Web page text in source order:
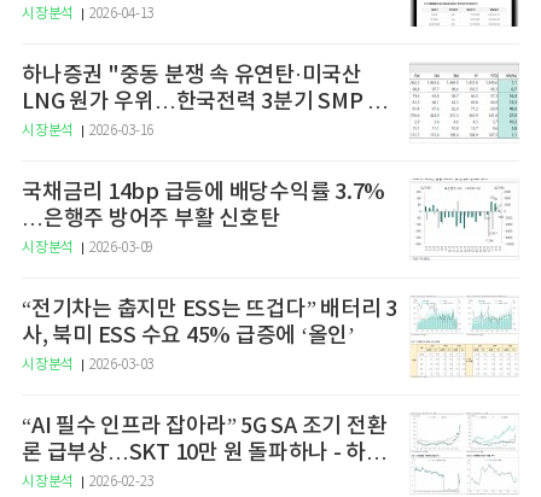
예고
시장분석 2026-04-13
하나증권 "중동 분쟁 속 유연탄·미국산
LNG 원가 우위…한국전력 3분기 SMP 상
승 전망"
시장분석 2026-03-16
국채금리 14bp 급등에 배당수익률 3.7%
…은행주 방어주 부활 신호탄
시장분석 2026-03-09
“전기차는 춥지만 ESS는 뜨겁다” 배터리 3
사, 북미 ESS 수요 45% 급증에 ‘올인’
시장분석 2026-03-03
“AI 필수 인프라 잡아라” 5G SA 조기 전환
론 급부상…SKT 10만 원 돌파하나 - 하나
증권
시장분석 2026-02-23